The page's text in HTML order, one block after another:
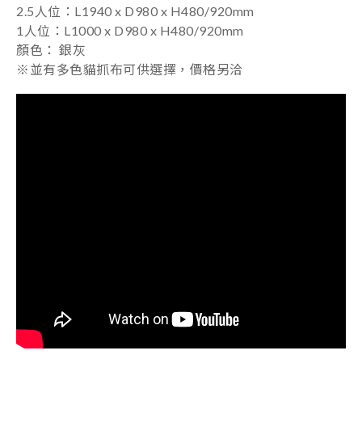
2.5人位：L1940 x D980 x H480/920mm
1人位： L1000 x D980 x H480/920mm
顏色： 銀灰
※並有多色貓抓布可供選擇，價格另洽